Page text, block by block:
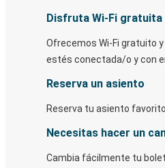
Disfruta Wi-Fi gratuita
Ofrecemos Wi-Fi gratuito
estés conectada/o y con
Reserva un asiento
Reserva tu asiento
Necesitas hacer un
Cambia fácilmente tu